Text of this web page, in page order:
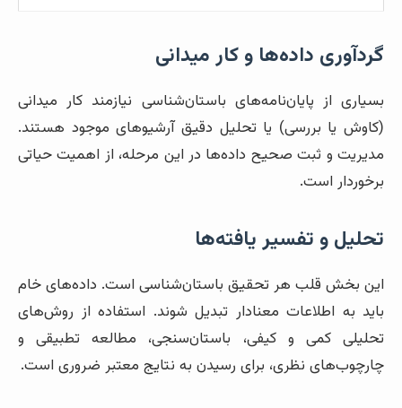
گردآوری داده‌ها و کار میدانی
بسیاری از پایان‌نامه‌های باستان‌شناسی نیازمند کار میدانی
(کاوش یا بررسی) یا تحلیل دقیق آرشیوهای موجود هستند.
مدیریت و ثبت صحیح داده‌ها در این مرحله، از اهمیت حیاتی
برخوردار است.
تحلیل و تفسیر یافته‌ها
این بخش قلب هر تحقیق باستان‌شناسی است. داده‌های خام
باید به اطلاعات معنادار تبدیل شوند. استفاده از روش‌های
تحلیلی کمی و کیفی، باستان‌سنجی، مطالعه تطبیقی و
چارچوب‌های نظری، برای رسیدن به نتایج معتبر ضروری است.